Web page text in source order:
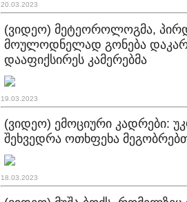
20.03.2023
(ვიდეო) მეტეოროლოგმა,
მოულოდნელად გონება
დააფიქსირეს კამერებმა
19.03.2023
(ვიდეო) ემოციური კადრები:
შეხვედრა ოთხფეხა
18.03.2023